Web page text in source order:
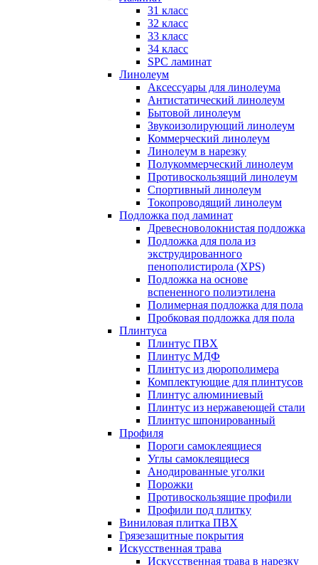
31 класс
32 класс
33 класс
34 класс
SPC ламинат
Линолеум
Аксессуары для линолеума
Антистатический линолеум
Бытовой линолеум
Звукоизолирующий линолеум
Коммерческий линолеум
Линолеум в нарезку
Полукоммерческий линолеум
Противоскользящий линолеум
Спортивный линолеум
Токопроводящий линолеум
Подложка под ламинат
Древесноволокнистая подложка
Подложка для пола из
экструдированного
пенополистирола (XPS)
Подложка на основе
вспененного полиэтилена
Полимерная подложка для пола
Пробковая подложка для пола
Плинтуса
Плинтус ПВХ
Плинтус МДФ
Плинтус из дюрополимера
Комплектующие для плинтусов
Плинтус алюминиевый
Плинтус из нержавеющей стали
Плинтус шпонированный
Профиля
Пороги самоклеящиеся
Углы самоклеящиеся
Анодированные уголки
Порожки
Противоскользящие профили
Профили под плитку
Виниловая плитка ПВХ
Грязезащитные покрытия
Искусственная трава
Искусственная трава в нарезку